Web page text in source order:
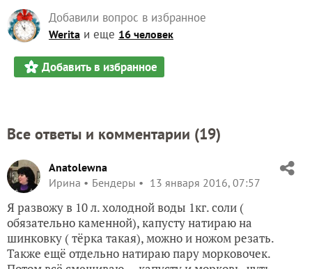
Добавили вопрос в избранное
Werita и еще 16 человек
Добавить в избранное
Все ответы и комментарии (19)
Anatolewna
Ирина
Бендеры 13 января 2016, 07:57
Я развожу в 10 л. холодной воды 1кг. соли (
обязательно каменной), капусту натираю на
шинковку ( тёрка такая), можно и ножом резать.
Также ещё отдельно натираю пару морковочек.